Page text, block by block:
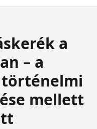
a
– a
történelmi
mellett